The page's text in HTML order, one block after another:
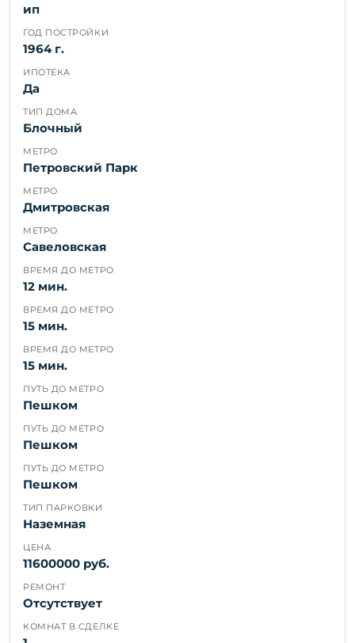
ип
ГОД ПОСТРОЙКИ
1964 г.
ИПОТЕКА
Да
ТИП ДОМА
Блочный
МЕТРО
Петровский Парк
МЕТРО
Дмитровская
МЕТРО
Савеловская
ВРЕМЯ ДО МЕТРО
12 мин.
ВРЕМЯ ДО МЕТРО
15 мин.
ВРЕМЯ ДО МЕТРО
15 мин.
ПУТЬ ДО МЕТРО
Пешком
ПУТЬ ДО МЕТРО
Пешком
ПУТЬ ДО МЕТРО
Пешком
ТИП ПАРКОВКИ
Наземная
ЦЕНА
11600000 руб.
РЕМОНТ
Отсутствует
КОМНАТ В СДЕЛКЕ